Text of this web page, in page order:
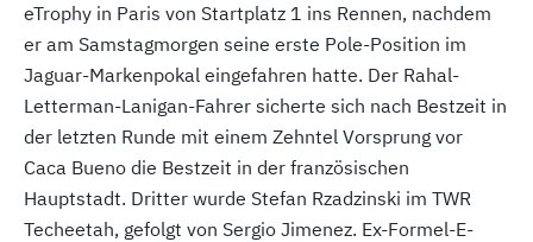
eTrophy in Paris von Startplatz 1 ins Rennen, nachdem
er am Samstagmorgen seine erste Pole-Position im
Jaguar-Markenpokal eingefahren hatte. Der Rahal-
Letterman-Lanigan-Fahrer sicherte sich nach Bestzeit in
der letzten Runde mit einem Zehntel Vorsprung vor
Caca Bueno die Bestzeit in der französischen
Hauptstadt. Dritter wurde Stefan Rzadzinski im TWR
Techeetah, gefolgt von Sergio Jimenez. Ex-Formel-E-